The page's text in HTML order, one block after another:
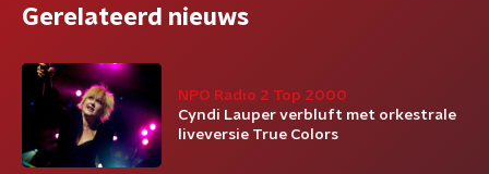
Gerelateerd nieuws
NPO Radio 2 Top 2000
Cyndi Lauper verbluft met orkestrale
liveversie True Colors